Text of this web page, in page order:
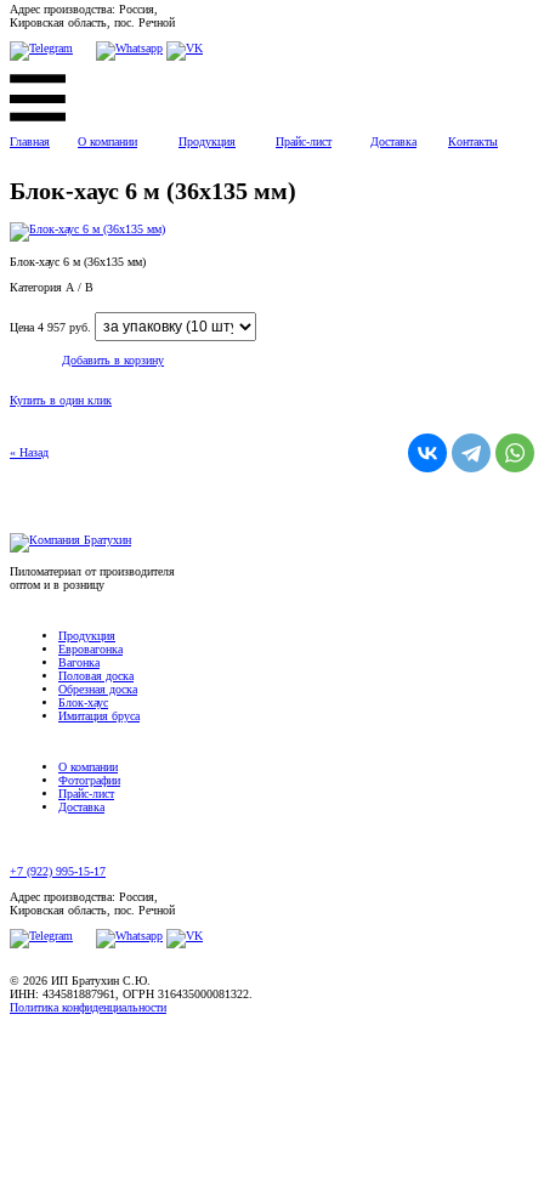
Адрес производства: Россия,
Кировская область, пос. Речной
Главная О компании Продукция Прайс-лист Доставка Контакты
Блок-хаус 6 м (36x135 мм)
Блок-хаус 6 м (36x135 мм)
Категория А / B
Цена 4 957 руб.
Добавить в корзину
Купить в один клик
« Назад
Пиломатериал от производителя
оптом и в розницу
Продукция
Евровагонка
Вагонка
Половая доска
Обрезная доска
Блок-хаус
Имитация бруса
О компании
Фотографии
Прайс-лист
Доставка
+7 (922) 995-15-17
Адрес производства: Россия,
Кировская область, пос. Речной
© 2026 ИП Братухин С.Ю.
ИНН: 434581887961, ОГРН 316435000081322.
Политика конфиденциальности